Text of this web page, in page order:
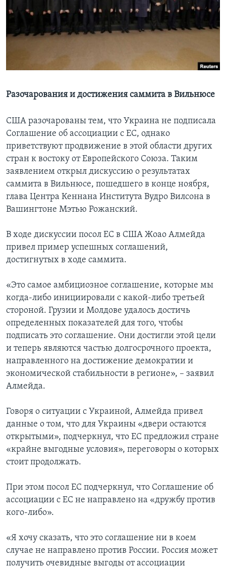
Learning English
Языки
Разочарования и достижения саммита в Вильнюсе
США разочарованы тем, что Украина не подписала
Соглашение об ассоциации с ЕС, однако
приветствуют продвижение в этой области других
стран к востоку от Европейского Союза. Таким
заявлением открыл дискуссию о результатах
саммита в Вильнюсе, пошедшего в конце ноября,
глава Центра Кеннана Института Вудро Вилсона в
Вашингтоне Мэтью Рожанский.
В ходе дискуссии посол ЕС в США Жоао Алмейда
привел пример успешных соглашений,
достигнутых в ходе саммита.
«Это самое амбициозное соглашение, которые мы
когда-либо инициировали с какой-либо третьей
стороной. Грузии и Молдове удалось достичь
определенных показателей для того, чтобы
подписать это соглашение. Они достигли этой цели
и теперь являются частью долгосрочного проекта,
направленного на достижение демократии и
экономической стабильности в регионе», – заявил
Алмейда.
Говоря о ситуации с Украиной, Алмейда привел
данные о том, что для Украины «двери остаются
открытыми», подчеркнул, что ЕС предложил стране
«крайне выгодные условия», переговоры о которых
стоит продолжать.
При этом посол ЕС подчеркнул, что Соглашение об
ассоциации с ЕС не направлено на «дружбу против
кого-либо».
«Я хочу сказать, что это соглашение ни в коем
случае не направлено против России. Россия может
получить очевидные выгоды от ассоциации